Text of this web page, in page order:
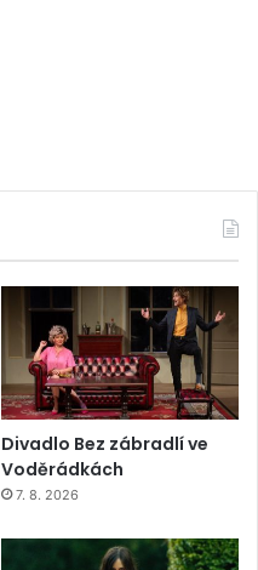
Divadlo Bez zábradlí ve
Voděrádkách
7. 8. 2026